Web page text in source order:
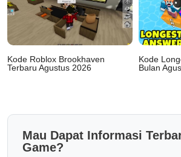
Kode Roblox Brookhaven
Terbaru Agustus 2026
Kode
Bulan
Mau Dapat Informasi
Game?